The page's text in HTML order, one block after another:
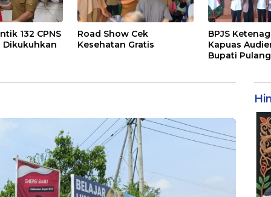
132 CPNS
Dikukuhkan
Road Show Cek
Kesehatan Gratis
BPJS
Kapuas
Bupati